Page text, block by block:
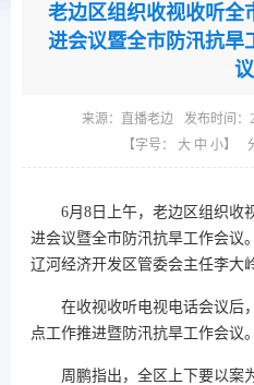
老边区组织收视收听全
进会议暨全市防汛抗旱
议
来源： 直播老边 发布时间：
【字号： 大 中 小】
6月8日上午，老边区组织收
进会议暨全市防汛抗旱工作会议
辽河经济开发区管委会主任李大
在收视收听电视电话会议后
点工作推进暨防汛抗旱工作会议。
周鹏指出，全区上下要以案